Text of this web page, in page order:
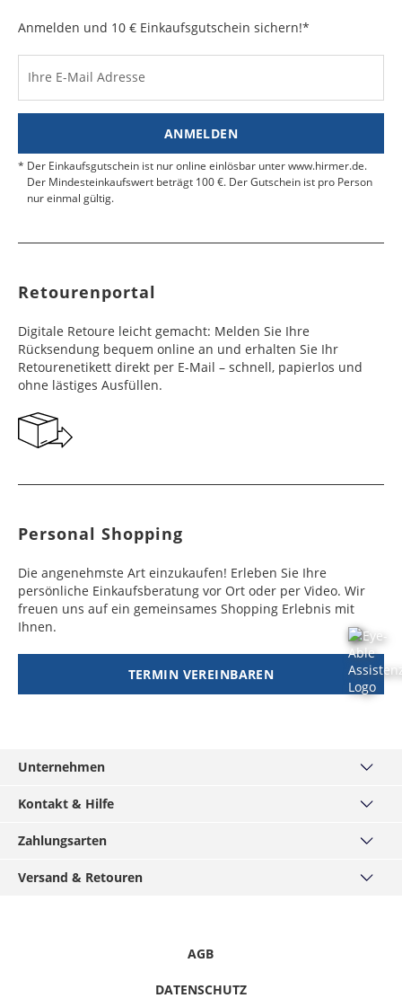
Anmelden und 10 € Einkaufsgutschein sichern!*
Ihre E-Mail Adresse
ANMELDEN
Der Einkaufsgutschein ist nur online einlösbar unter www.hirmer.de.
Der Mindesteinkaufswert beträgt 100 €. Der Gutschein ist pro Person
nur einmal gültig.
Retourenportal
Digitale Retoure leicht gemacht: Melden Sie Ihre
Rücksendung bequem online an und erhalten Sie Ihr
Retourenetikett direkt per E-Mail – schnell, papierlos und
ohne lästiges Ausfüllen.
Personal Shopping
Die angenehmste Art einzukaufen! Erleben Sie Ihre
persönliche Einkaufsberatung vor Ort oder per Video. Wir
freuen uns auf ein gemeinsames Shopping Erlebnis mit
Ihnen.
TERMIN VEREINBAREN
Unternehmen
MÄNNERKARTE
Gutscheine & Aktionen
Kontakt & Hilfe
Grössentabellen
Zahlungsarten
Klarna - Sofort bezahlen
Versand & Retouren
AGB
DATENSCHUTZ